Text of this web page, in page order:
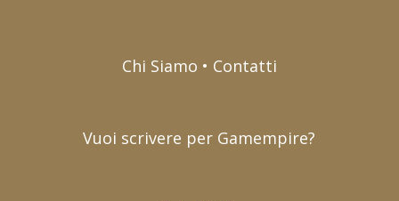
Chi Siamo • Contatti
Vuoi scrivere per Gamempire?